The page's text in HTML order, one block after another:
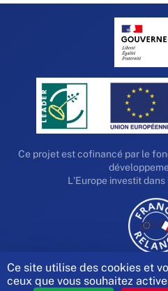
Ce projet est cofinancé par le
L'Europe investit
Ce site utilise des cookies et
ceux que vous souhaitez